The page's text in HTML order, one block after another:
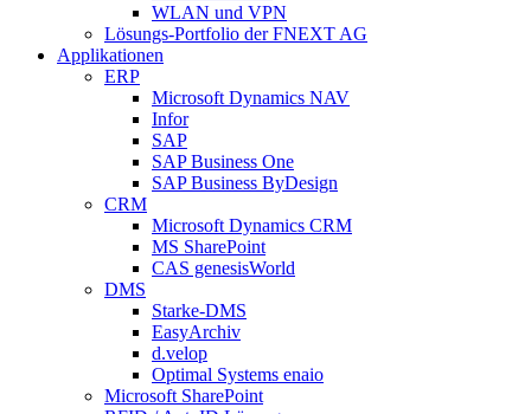
WLAN und VPN
Lösungs-Portfolio der FNEXT AG
Applikationen
ERP
Microsoft Dynamics NAV
Infor
SAP
SAP Business One
SAP Business ByDesign
CRM
Microsoft Dynamics CRM
MS SharePoint
CAS genesisWorld
DMS
Starke-DMS
EasyArchiv
d.velop
Optimal Systems enaio
Microsoft SharePoint